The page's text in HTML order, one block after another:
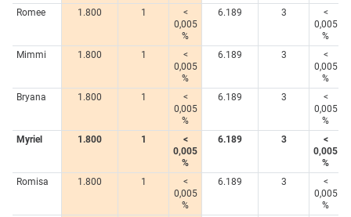
Romee
1.800 1
<
0,005
%
6.189 3
<
0,005
%
Mimmi
1.800 1
<
0,005
%
6.189 3
<
0,005
%
Bryana
1.800 1
<
0,005
%
6.189 3
<
0,005
%
Myriel
1.800 1
<
0,005
%
6.189 3
<
0,005
%
Romisa
1.800 1
<
0,005
%
6.189 3
<
0,005
%